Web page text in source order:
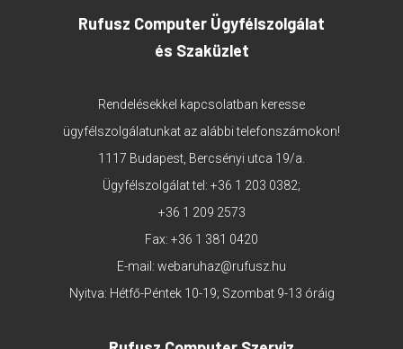
Rufusz Computer Ügyfélszolgálat
és Szaküzlet
Rendelésekkel kapcsolatban keresse
ügyfélszolgálatunkat az alábbi telefonszámokon!
1117 Budapest, Bercsényi utca 19/a.
Ügyfélszolgálat tel: +36 1 203 0382;
+36 1 209 2573
Fax: +36 1 381 0420
E-mail: webaruhaz@rufusz.hu
Nyitva: Hétfő-Péntek 10-19; Szombat 9-13 óráig